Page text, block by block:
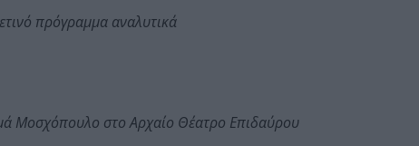
πρόγραμμα αναλυτικά
Μοσχόπουλο στο Αρχαίο Θέατρο Επιδαύρου